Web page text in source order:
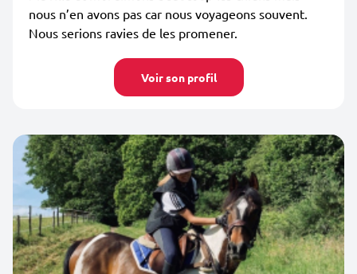
nous n’en avons pas car nous voyageons souvent.
Nous serions ravies de les promener.
Voir son profil